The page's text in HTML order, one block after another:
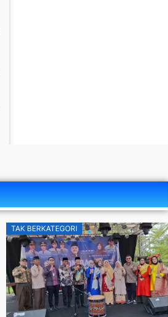
TAK BERKATEGORI